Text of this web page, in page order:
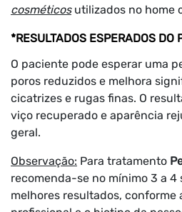
cosméticosutilizados no home
*RESULTADOS ESPERADOS DO
O paciente pode esperar uma
poros reduzidos e melhora
cicatrizes e rugas finas. O
viço recuperado e aparência
geral.
Observação: Para tratamento
recomenda-se no mínimo 3 a 4
melhores resultados, conforme